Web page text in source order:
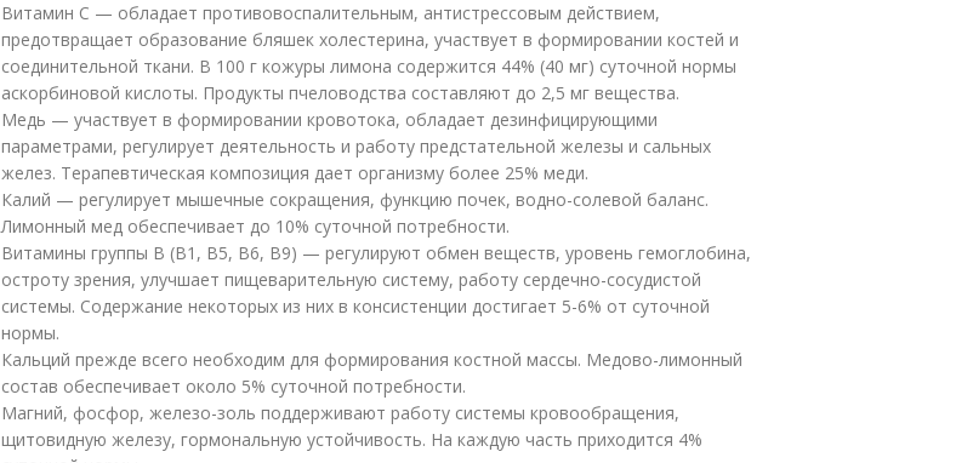
Витамин С — обладает противовоспалительным, антистрессовым действием,
предотвращает образование бляшек холестерина, участвует в формировании костей и
соединительной ткани. В 100 г кожуры лимона содержится 44% (40 мг) суточной нормы
аскорбиновой кислоты. Продукты пчеловодства составляют до 2,5 мг вещества.
Медь — участвует в формировании кровотока, обладает дезинфицирующими
параметрами, регулирует деятельность и работу предстательной железы и сальных
желез. Терапевтическая композиция дает организму более 25% меди.
Калий — регулирует мышечные сокращения, функцию почек, водно-солевой баланс.
Лимонный мед обеспечивает до 10% суточной потребности.
Витамины группы В (В1, В5, В6, В9) — регулируют обмен веществ, уровень гемоглобина,
остроту зрения, улучшает пищеварительную систему, работу сердечно-сосудистой
системы. Содержание некоторых из них в консистенции достигает 5-6% от суточной
нормы.
Кальций прежде всего необходим для формирования костной массы. Медово-лимонный
состав обеспечивает около 5% суточной потребности.
Магний, фосфор, железо-золь поддерживают работу системы кровообращения,
щитовидную железу, гормональную устойчивость. На каждую часть приходится 4%